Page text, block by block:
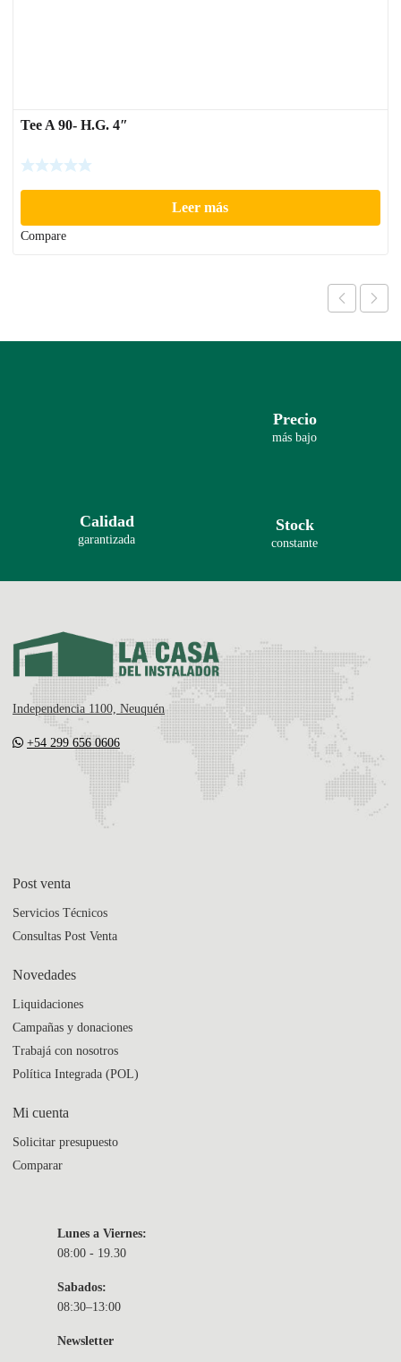
Tee A 90- H.G. 4″
Leer más
Compare
Precio
más bajo
Calidad
garantizada
Stock
constante
Independencia 1100, Neuquén
+54 299 656 0606
Post venta
Servicios Técnicos
Consultas Post Venta
Novedades
Liquidaciones
Campañas y donaciones
Trabajá con nosotros
Política Integrada (POL)
Mi cuenta
Solicitar presupuesto
Comparar
Lunes a Viernes:
08:00 - 19.30
Sabados:
08:30–13:00
Newsletter